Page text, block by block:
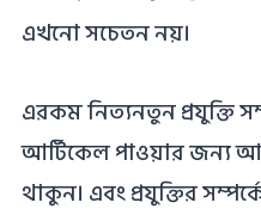
এখনো সচেতন নয়।
এরকম নিত্যনতুন প্রযুক্তি
আর্টিকেল পাওয়ার জন্য
থাকুন। এবং প্রযুক্তির